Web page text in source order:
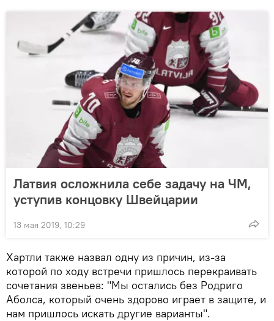
Латвия осложнила себе задачу на ЧМ,
уступив концовку Швейцарии
13 мая 2019, 10:29
Хартли также назвал одну из причин, из-за
которой по ходу встречи пришлось перекраивать
сочетания звеньев: "Мы остались без Родриго
Аболса, который очень здорово играет в защите, и
нам пришлось искать другие варианты".